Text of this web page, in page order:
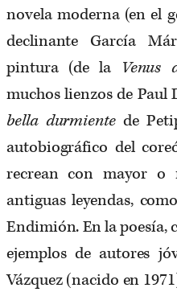
novela moderna (en el
declinante García
pintura (de la Venus
muchos lienzos de
bella durmiente de
autobiográfico del
recrean con mayor o
antiguas leyendas,
Endimión. En la poesía,
ejemplos de autores
Vázquez (nacido en